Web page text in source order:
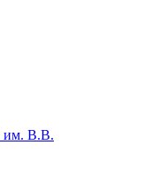
им. В.В.